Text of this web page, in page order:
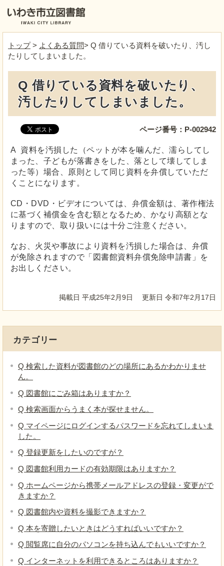
トップ> よくある質問> Q 借りている資料を破いたり、汚し
たりしてしまいました。
Q 借りている資料を破いたり、
汚したりしてしまいました。
ページ番号：P-002942
A 資料を汚損した（ペットが本を噛んだ、濡らしてし
まった、子どもが落書きをした、落として壊してしま
った等）場合、原則として同じ資料を弁償していただ
くことになります。
CD・DVD・ビデオについては、弁償金額は、著作権法
に基づく補償金を含む額となるため、かなり高額とな
りますので、取り扱いには十分ご注意ください。
なお、火災や事故により資料を汚損した場合は、弁償
が免除されますので「図書館資料弁償免除申請書」を
お出しください。
掲載日 平成25年2月9日 更新日 令和7年2月17日
カテゴリー
Q 検索した資料が図書館のどの場所にあるかわかりませ
ん。
Q 図書館にごみ箱はありますか？
Q 検索画面からうまく本が探せません。
Q マイページにログインするパスワードを忘れてしまいま
した。
Q 登録更新をしたいのですが？
Q 図書館利用カードの有効期限はありますか？
Q ホームページから携帯メールアドレスの登録・変更がで
きますか？
Q 図書館内や資料を撮影できますか？
Q 本を寄贈したいときはどうすればいいですか？
Q 閲覧席に自分のパソコンを持ち込んでもいいですか？
Q インターネットを利用できるところはありますか？